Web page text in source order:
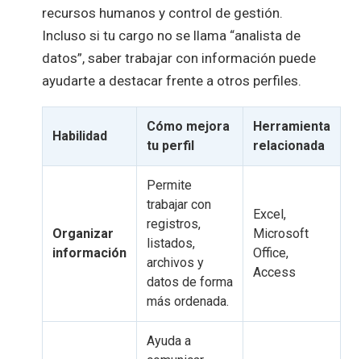
recursos humanos y control de gestión.
Incluso si tu cargo no se llama “analista de
datos”, saber trabajar con información puede
ayudarte a destacar frente a otros perfiles.
Habilidad
Cómo mejora
tu perfil
Herramienta
relacionada
Organizar
información
Permite
trabajar con
registros,
listados,
archivos y
datos de forma
más ordenada.
Excel,
Microsoft
Office,
Access
Ayuda a